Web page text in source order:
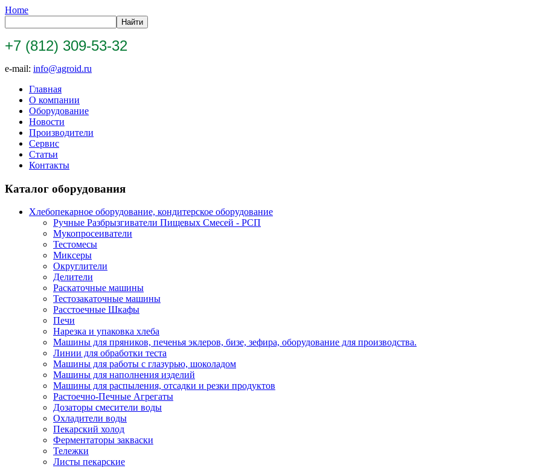
Home
+7 (812) 309-53-32
e-mail: info@agroid.ru
Главная
О компании
Оборудование
Новости
Производители
Сервис
Статьи
Контакты
Каталог оборудования
Хлебопекарное оборудование, кондитерское оборудование
Ручные Разбрызгиватели Пищевых Смесей - РСП
Мукопросеиватели
Тестомесы
Миксеры
Округлители
Делители
Раскаточные машины
Тестозакаточные машины
Расстоечные Шкафы
Печи
Нарезка и упаковка хлеба
Машины для пряников, печенья эклеров, бизе, зефира, оборудование для производства.
Линии для обработки теста
Машины для работы с глазурью, шоколадом
Машины для наполнения изделий
Машины для распыления, отсадки и резки продуктов
Растоечно-Печные Агрегаты
Дозаторы смесители воды
Охладители воды
Пекарский холод
Ферментаторы закваски
Тележки
Листы пекарские